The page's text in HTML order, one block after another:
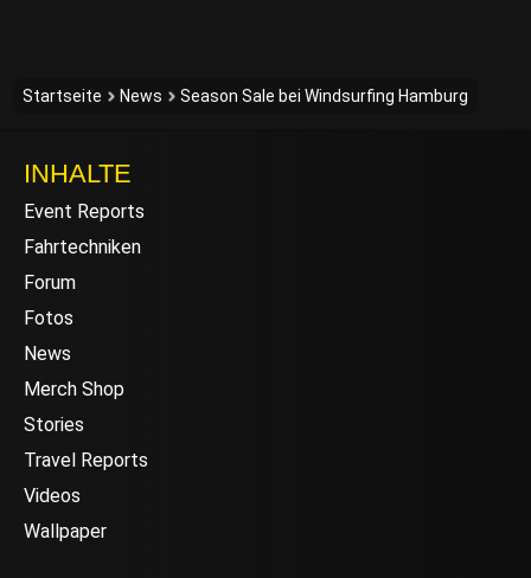
Startseite News Season Sale bei Windsurfing Hamburg
INHALTE
Event Reports
Fahrtechniken
Forum
Fotos
News
Merch Shop
Stories
Travel Reports
Videos
Wallpaper